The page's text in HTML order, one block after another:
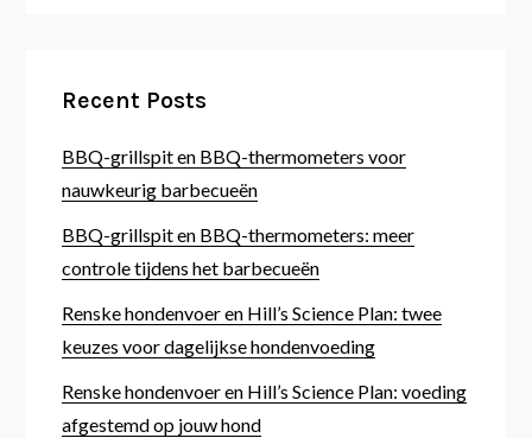
Recent Posts
BBQ-grillspit en BBQ-thermometers voor
nauwkeurig barbecueën
BBQ-grillspit en BBQ-thermometers: meer
controle tijdens het barbecueën
Renske hondenvoer en Hill’s Science Plan: twee
keuzes voor dagelijkse hondenvoeding
Renske hondenvoer en Hill’s Science Plan: voeding
afgestemd op jouw hond